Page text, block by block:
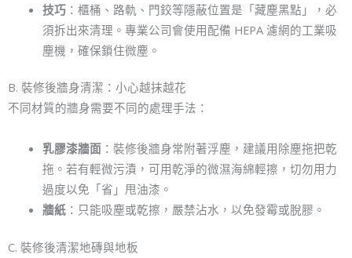
技巧：櫃桶、路軌、門鉸等隱蔽位置是「藏塵黑點」，必
須拆出來清理。專業公司會使用配備 HEPA 濾網的工業吸
塵機，確保鎖住微塵。
B. 裝修後牆身清潔：小心越抹越花
不同材質的牆身需要不同的處理手法：
乳膠漆牆面：裝修後牆身常附著浮塵，建議用除塵拖把乾
拖。若有輕微污漬，可用乾淨的微濕海綿輕擦，切勿用力
過度以免「省」甩油漆。
牆紙：只能吸塵或乾擦，嚴禁沾水，以免發霉或脫膠。
C. 裝修後清潔地磚與地板